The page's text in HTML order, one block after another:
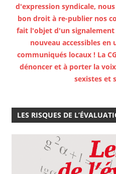
d'expression syndicale,
bon droit à re-publier nos
fait l'objet d'un signalement
nouveau accessibles en
communiqués locaux ! La
dénoncer et à porter la
sexistes et
LES RISQUES DE